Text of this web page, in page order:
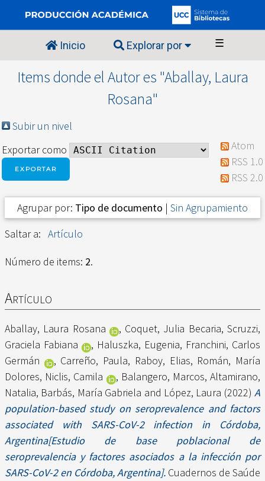
Inicio Explorar por ☰
Items donde el Autor es "Aballay, Laura
Rosana"
Subir un nivel
Exportar como
Atom
RSS 1.0
RSS 2.0
Agrupar por: Tipo de documento | Sin Agrupamiento
Saltar a: Artículo
Número de items: 2.
Artículo
Aballay, Laura Rosana , Coquet, Julia Becaria,Scruzzi,
Graciela Fabiana
, Haluszka, Eugenia, Franchini, Carlos
Germán
, Carreño, Paula, Raboy, Elias, Román, María
Dolores, Niclis, Camila , Balangero, Marcos,Altamirano,
Natalia, Barbás, María Gabriela and López, Laura (2022) A
population-based study on seroprevalence and factors
associated with SARS-CoV-2 infection in Córdoba,
Argentina[Estudio de base poblacional de
seroprevalencia y factores asociados a la infección por
SARS-CoV-2 en Córdoba, Argentina]. Cuadernos de Saúde